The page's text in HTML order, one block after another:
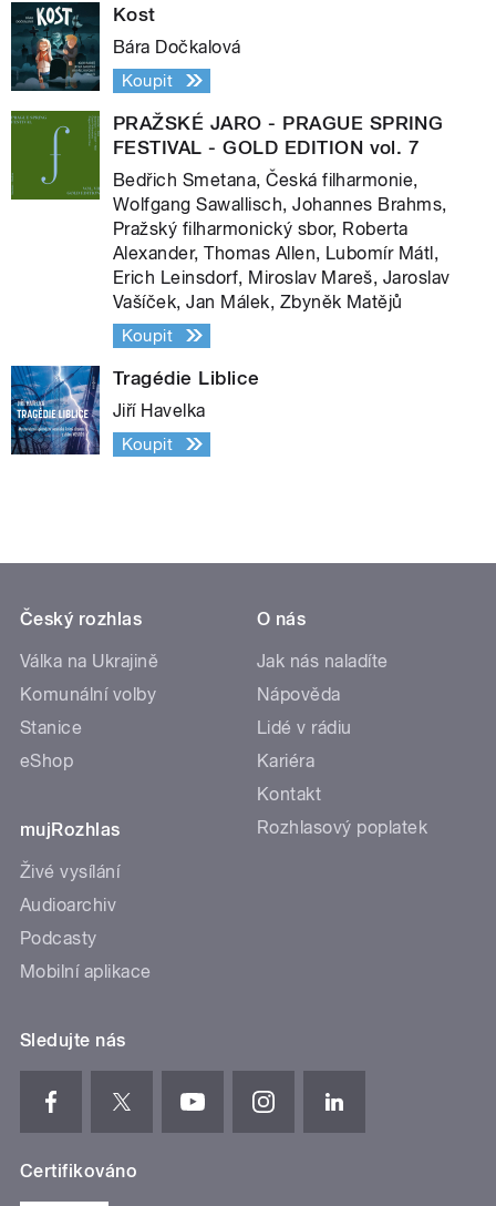
Kost
Bára Dočkalová
Koupit
PRAŽSKÉ JARO - PRAGUE SPRING
FESTIVAL - GOLD EDITION vol. 7
Bedřich Smetana, Česká filharmonie,
Wolfgang Sawallisch, Johannes Brahms,
Pražský filharmonický sbor, Roberta
Alexander, Thomas Allen, Lubomír Mátl,
Erich Leinsdorf, Miroslav Mareš, Jaroslav
Vašíček, Jan Málek, Zbyněk Matějů
Koupit
Tragédie Liblice
Jiří Havelka
Koupit
Český rozhlas
Válka na Ukrajině
Komunální volby
Stanice
eShop
mujRozhlas
Živé vysílání
Audioarchiv
Podcasty
Mobilní aplikace
O nás
Jak nás naladíte
Nápověda
Lidé v rádiu
Kariéra
Kontakt
Rozhlasový poplatek
Sledujte nás
Certifikováno